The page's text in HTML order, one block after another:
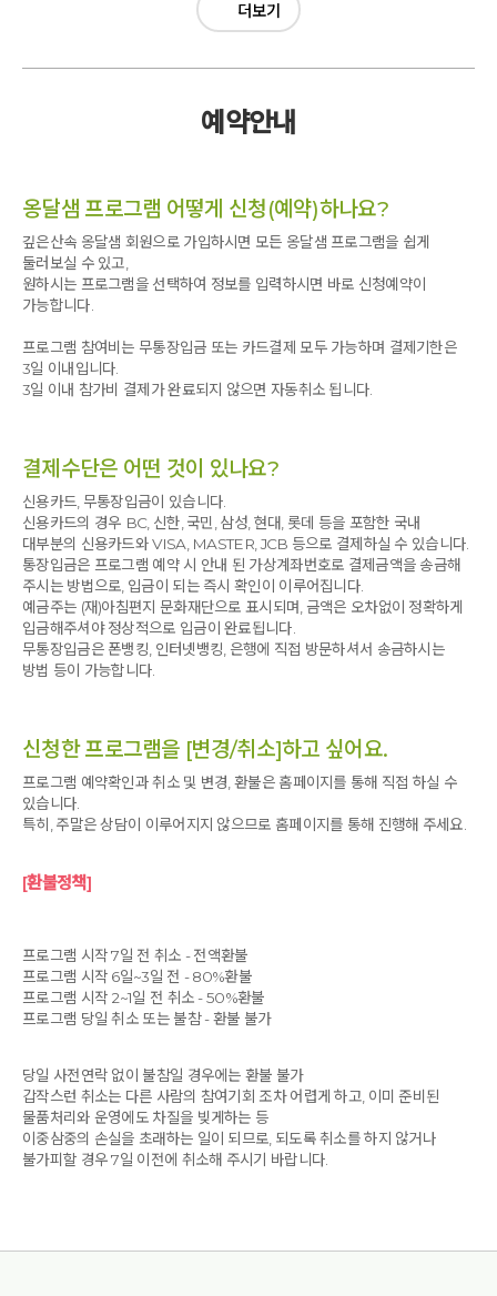
더보기
예약안내
옹달샘 프로그램 어떻게 신청(예약)하나요?
깊은산속 옹달샘 회원으로 가입하시면 모든 옹달샘 프로그램을 쉽게
둘러보실 수 있고,
원하시는 프로그램을 선택하여 정보를 입력하시면 바로 신청예약이
가능합니다.
프로그램 참여비는 무통장입금 또는 카드결제 모두 가능하며 결제기한은
3일 이내입니다.
3일 이내 참가비 결제가 완료되지 않으면 자동취소 됩니다.
결제수단은 어떤 것이 있나요?
신용카드, 무통장입금이 있습니다.
신용카드의 경우 BC, 신한, 국민, 삼성, 현대, 롯데 등을 포함한 국내
대부분의 신용카드와 VISA, MASTER, JCB 등으로 결제하실 수 있습니다.
통장입금은 프로그램 예약 시 안내 된 가상계좌번호로 결제금액을 송금해
주시는 방법으로, 입금이 되는 즉시 확인이 이루어집니다.
예금주는 (재)아침편지 문화재단으로 표시되며, 금액은 오차없이 정확하게
입금해주셔야 정상적으로 입금이 완료됩니다.
무통장입금은 폰뱅킹, 인터넷뱅킹, 은행에 직접 방문하셔서 송금하시는
방법 등이 가능합니다.
신청한 프로그램을 [변경/취소]하고 싶어요.
프로그램 예약확인과 취소 및 변경, 환불은 홈페이지를 통해 직접 하실 수
있습니다.
특히, 주말은 상담이 이루어지지 않으므로 홈페이지를 통해 진행해 주세요.
[환불정책]
프로그램 시작 7일 전 취소 - 전액환불
프로그램 시작 6일~3일 전 - 80%환불
프로그램 시작 2~1일 전 취소 - 50%환불
프로그램 당일 취소 또는 불참 - 환불 불가
당일 사전연락 없이 불참일 경우에는 환불 불가
갑작스런 취소는 다른 사람의 참여기회 조차 어렵게 하고, 이미 준비된
물품처리와 운영에도 차질을 빚게하는 등
이중삼중의 손실을 초래하는 일이 되므로, 되도록 취소를 하지 않거나
불가피할 경우 7일 이전에 취소해 주시기 바랍니다.